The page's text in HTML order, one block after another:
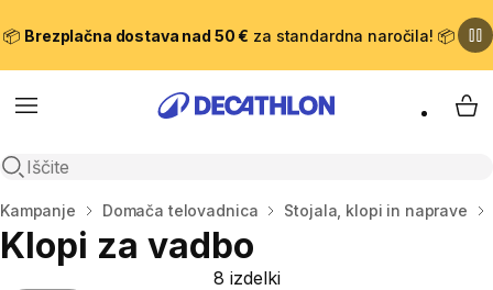
📦 Brezplačna dostava nad 50 € za standardna naročila! 📦
Meni
Odpri iskanje
Domov
Kampanje Domača telovadnica Stojala, klopi in naprave
Klopi za vadbo
8 izdelki